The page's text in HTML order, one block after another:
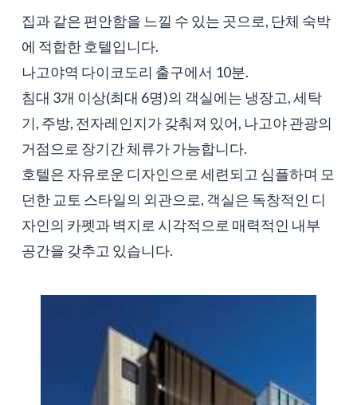
집과 같은 편안함을 느낄 수 있는 곳으로, 단체 숙박
에 적합한 호텔입니다.
나고야역 다이코도리 출구에서 10분.
침대 3개 이상(최대 6명)의 객실에는 냉장고, 세탁
기, 주방, 전자레인지가 갖춰져 있어, 나고야 관광의
거점으로 장기간 체류가 가능합니다.
호텔은 자유로운 디자인으로 세련되고 심플하며 모
던한 교토 스타일의 외관으로, 객실은 독창적인 디
자인의 카펫과 벽지로 시각적으로 매력적인 내부
공간을 갖추고 있습니다.